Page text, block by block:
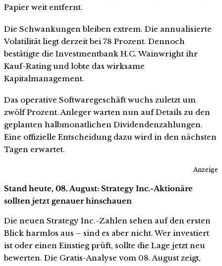
Papier weit entfernt.
Die Schwankungen bleiben extrem. Die annualisierte
Volatilität liegt derzeit bei 78 Prozent. Dennoch
bestätigte die Investmentbank H.C. Wainwright ihr
Kauf-Rating und lobte das wirksame
Kapitalmanagement.
Das operative Softwaregeschäft wuchs zuletzt um
zwölf Prozent. Anleger warten nun auf Details zu den
geplanten halbmonatlichen Dividendenzahlungen.
Eine offizielle Entscheidung dazu wird in den nächsten
Tagen erwartet.
Anzeige
Stand heute, 08. August: Strategy Inc.-Aktionäre
sollten jetzt genauer hinschauen
Die neuen Strategy Inc.-Zahlen sehen auf den ersten
Blick harmlos aus – sind es aber nicht. Wer investiert
ist oder einen Einstieg prüft, sollte die Lage jetzt neu
bewerten. Die Gratis-Analyse vom 08. August zeigt,